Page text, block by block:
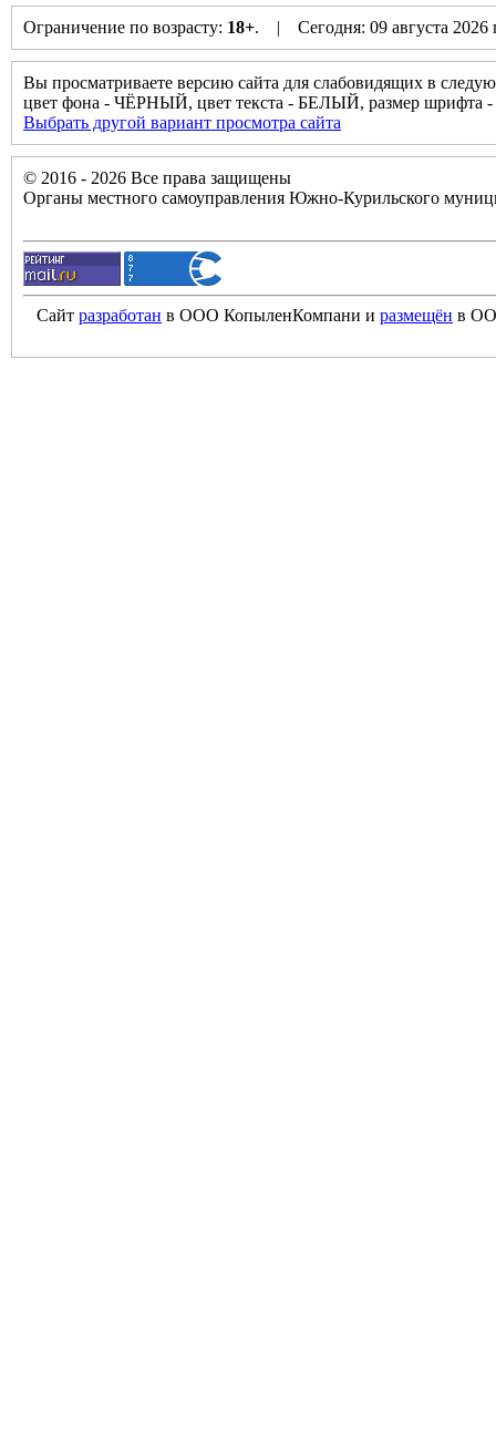
Ограничение по возрасту: 18+. | Сегодня: 09 августа
Вы просматриваете версию сайта для слабовидящих в
цвет фона - ЧЁРНЫЙ, цвет текста - БЕЛЫЙ, размер
Выбрать другой вариант просмотра сайта
© 2016 - 2026 Все права защищены
Органы местного самоуправления Южно-Курильского
Сайт разработан в ООО КопыленКомпани и размещён в